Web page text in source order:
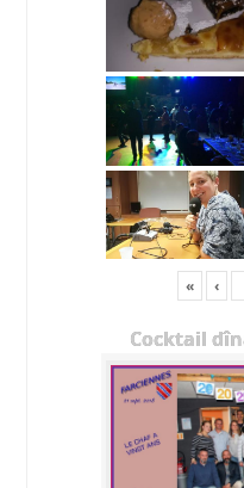
« ‹
Cocktail